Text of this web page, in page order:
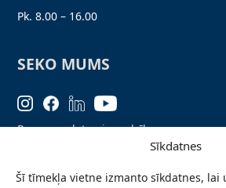
Sīkdatnes
Šī tīmekļa vietne izmanto sīkdatnes, lai
Pk. 8.00 – 16.00
SEKO MUMS
Personas datu aizsardzība
Ziņo par problēmu